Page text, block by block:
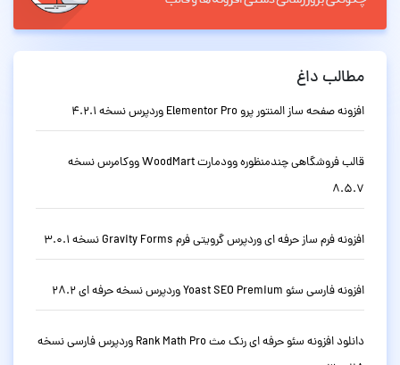
مطالب داغ
افزونه صفحه ساز المنتور پرو Elementor Pro وردپرس نسخه 4.2.1
قالب فروشگاهی چندمنظوره وودمارت WoodMart ووکامرس نسخه
8.5.7
افزونه فرم ساز حرفه ای وردپرس گرویتی فرم Gravity Forms نسخه 3.0.1
افزونه فارسی سئو Yoast SEO Premium وردپرس نسخه حرفه ای 28.2
دانلود افزونه سئو حرفه ای رنک مث Rank Math Pro وردپرس فارسی نسخه